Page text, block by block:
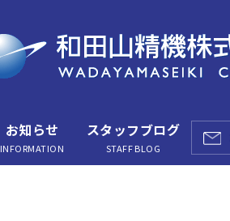
お知らせ
INFORMATION
スタッフブログ
STAFF BLOG